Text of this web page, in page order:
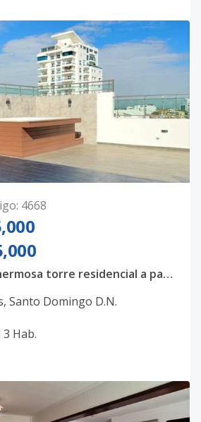
: 4668
Los Cacicazgos, hermosa torre residencial a pasos de Mirador Sur, con amplios espacios interiores.
, Santo Domingo D.N.
3 Hab.